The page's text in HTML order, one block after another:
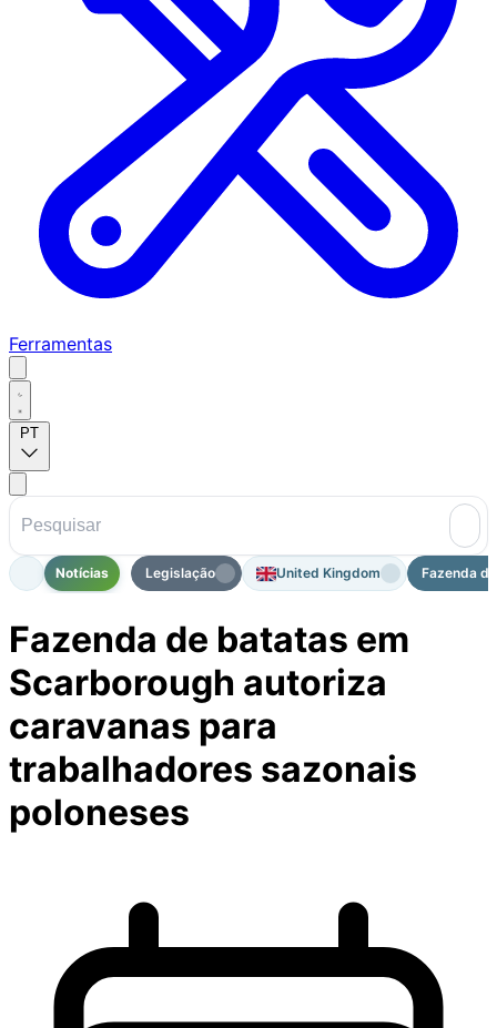
Ferramentas
PT
Notícias Legislação United Kingdom Fazenda
Fazenda de batatas em
Scarborough autoriza
caravanas para
trabalhadores sazonais
poloneses